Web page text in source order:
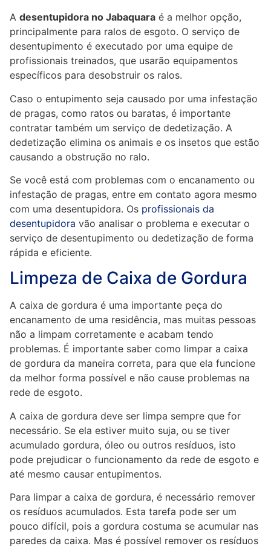
A desentupidora no Jabaquara é a melhor opção,
principalmente para ralos de esgoto. O serviço de
desentupimento é executado por uma equipe de
profissionais treinados, que usarão equipamentos
específicos para desobstruir os ralos.
Caso o entupimento seja causado por uma infestação
de pragas, como ratos ou baratas, é importante
contratar também um serviço de dedetização. A
dedetização elimina os animais e os insetos que estão
causando a obstrução no ralo.
Se você está com problemas com o encanamento ou
infestação de pragas, entre em contato agora mesmo
com uma desentupidora. Os profissionais da
desentupidora vão analisar o problema e executar o
serviço de desentupimento ou dedetização de forma
rápida e eficiente.
Limpeza de Caixa de Gordura
A caixa de gordura é uma importante peça do
encanamento de uma residência, mas muitas pessoas
não a limpam corretamente e acabam tendo
problemas. É importante saber como limpar a caixa
de gordura da maneira correta, para que ela funcione
da melhor forma possível e não cause problemas na
rede de esgoto.
A caixa de gordura deve ser limpa sempre que for
necessário. Se ela estiver muito suja, ou se tiver
acumulado gordura, óleo ou outros resíduos, isto
pode prejudicar o funcionamento da rede de esgoto e
até mesmo causar entupimentos.
Para limpar a caixa de gordura, é necessário remover
os resíduos acumulados. Esta tarefa pode ser um
pouco difícil, pois a gordura costuma se acumular nas
paredes da caixa. Mas é possível remover os resíduos